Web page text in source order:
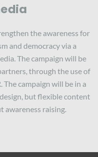
the awareness for
and democracy via a
The campaign will be
through the use of
The campaign will be in a
but flexible content
awareness raising.